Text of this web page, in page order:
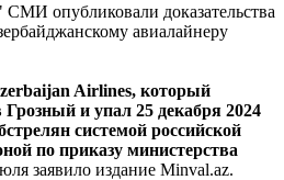
Airlines, который
и упал 25 декабря 2024
системой российской
по приказу министерства
заявило издание Minval.az.